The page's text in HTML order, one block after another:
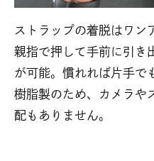
ストラップの着脱はワン
親指で押して手前に引き
が可能。慣れれば片手で
樹脂製のため、カメラや
配もありません。